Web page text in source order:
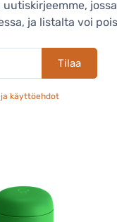
ja listalta voi
Tilaa
käyttöehdot